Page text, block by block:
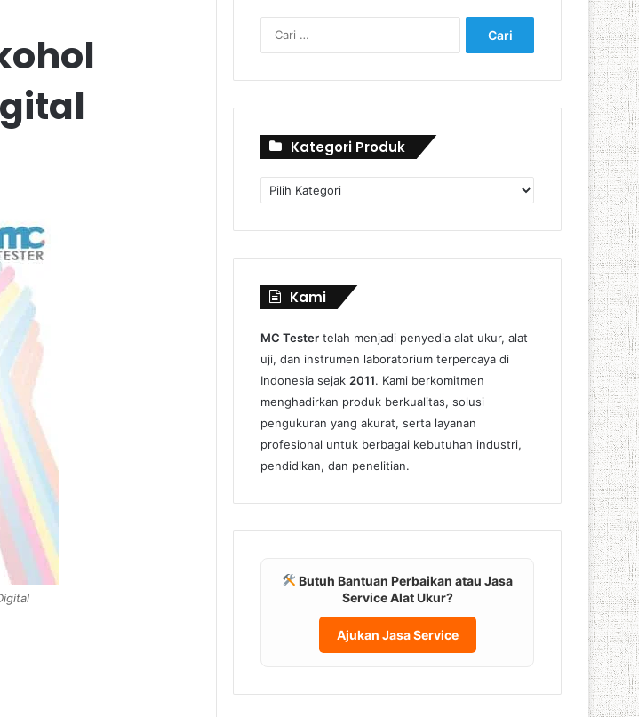
untuk:
Kategori Produk
Kategori
Produk
Kami
MC Tester telah menjadi penyedia alat ukur, alat
uji, dan instrumen laboratorium terpercaya di
Indonesia sejak 2011. Kami berkomitmen
menghadirkan produk berkualitas, solusi
pengukuran yang akurat, serta layanan
profesional untuk berbagai kebutuhan industri,
pendidikan, dan penelitian.
Butuh Bantuan Perbaikan atau Jasa
Service Alat Ukur?
Ajukan Jasa Service